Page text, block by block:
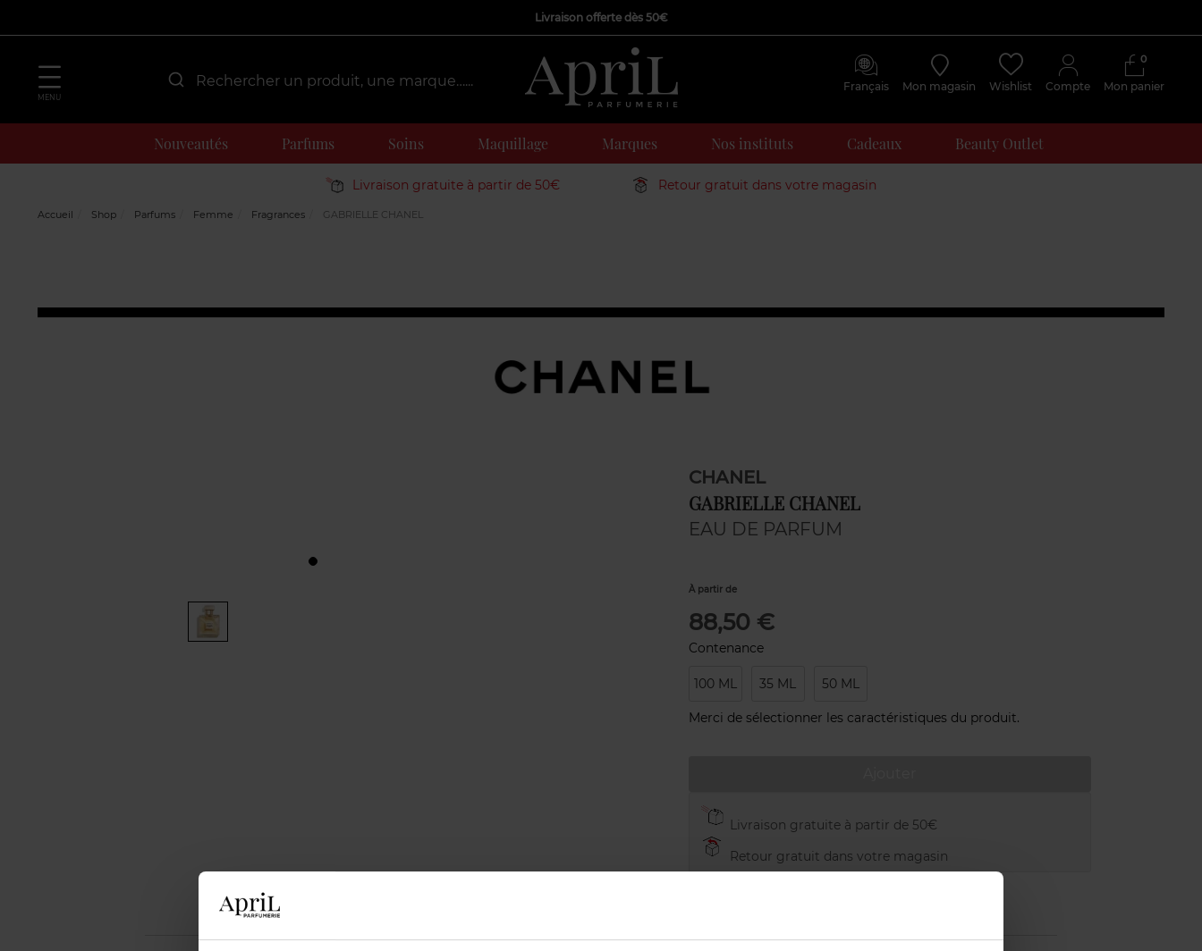
Livraison offerte dès 50€
MENU
Français Mon magasin Wishlist Compte Mon panier
0
Nouveautés Parfums Soins Maquillage Marques Nos instituts Cadeaux Beauty Outlet
Livraison gratuite à partir de 50€ Retour gratuit dans votre magasin
Accueil Shop Parfums Femme Fragrances GABRIELLE CHANEL
CHANEL
GABRIELLE CHANEL
EAU DE PARFUM
À partir de
88,50 €
Contenance
100 ML 35 ML 50 ML
Merci de sélectionner les caractéristiques du produit.
Livraison gratuite à partir de 50€
Retour gratuit dans votre magasin